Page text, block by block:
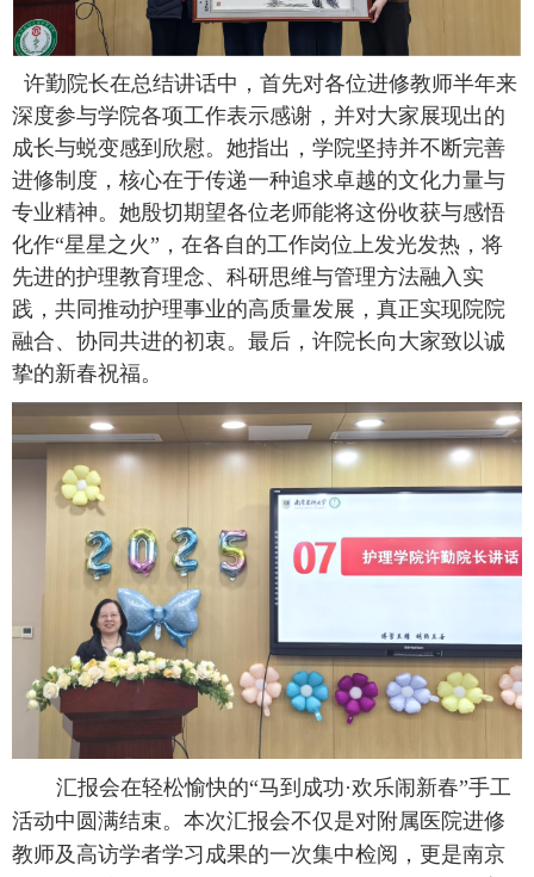
许勤院长在总结讲话中，首先对各位进修教师半年来
深度参与学院各项工作表示感谢，并对大家展现出的
成长与蜕变感到欣慰。她指出，学院坚持并不断完善
进修制度，核心在于传递一种追求卓越的文化力量与
专业精神。她殷切期望各位老师能将这份收获与感悟
化作“星星之火”，在各自的工作岗位上发光发热，将
先进的护理教育理念、科研思维与管理方法融入实
践，共同推动护理事业的高质量发展，真正实现院院
融合、协同共进的初衷。最后，许院长向大家致以诚
挚的新春祝福。
汇报会在轻松愉快的“马到成功·欢乐闹新春”手工
活动中圆满结束。本次汇报会不仅是对附属医院进修
教师及高访学者学习成果的一次集中检阅，更是南京